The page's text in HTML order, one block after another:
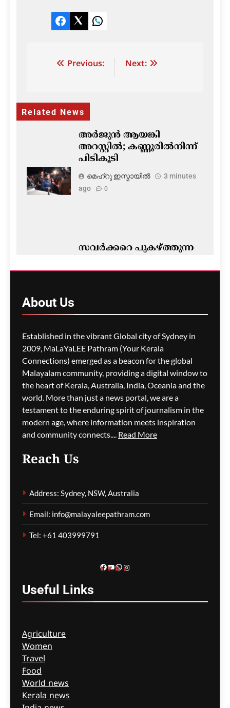
Facebook
TwitterLinkedIn
Post Previous: Next:
Related News
അർജുൻ ആയങ്കി
അറസ്റ്റിൽ; കണ്ണൂരിൽനിന്ന്
പിടികൂടി
മെഹ്റു ഇസ്മായില്‍
3 minutes
ago
0
സവർക്കറെ പുകഴ്ത്തുന്ന
കാസർകോട് സ്കൂൾ
ago
0
കാനഡയിൽനിന്ന്
ആറുമാസത്തിനിടെ 3323
ഇന്ത്യക്കാർ തിരിച്ചയച്ചു
മെഹ്റു ഇസ്മായില്‍
9 minutes
ago
0
തകർന്നെന്ന്
ആഭ്യന്തരമന്ത്രി
ago
About Us
Established in the vibrant Global city of Sydney in
2009, MaLaYaLEE Pathram (Your Kerala
Connections) emerged as a beacon for the global
Malayalam community, providing a digital window to
the heart of Kerala, Australia, India, Oceania and the
world. More than just a news portal, we are a
testament to the enduring spirit of journalism in the
modern age, where information meets inspiration
and community connects.... Read More
Reach Us
Address: Sydney, NSW, Australia
Email: info@malayaleepathram.com
Tel: +61 403999791
Facebook
YouTube
WhatsApp
Instagram
Useful Links
Agriculture
Women
Travel
Food
World news
Kerala news